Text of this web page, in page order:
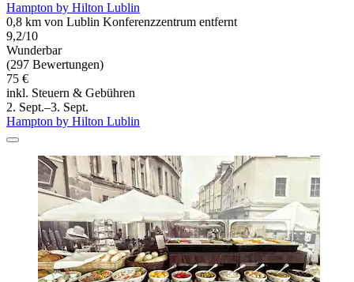
Hampton by Hilton Lublin
0,8 km von Lublin Konferenzzentrum entfernt
9,2/10
Wunderbar
(297 Bewertungen)
75 €
inkl. Steuern & Gebühren
2. Sept.–3. Sept.
Hampton by Hilton Lublin